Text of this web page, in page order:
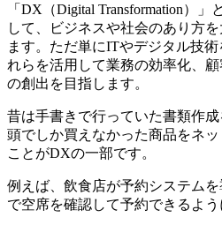
「DX（Digital Transformation）
して、ビジネスや社会のあり方
ます。ただ単にITやデジタル技
れらを活用して業務の効率化、
の創出を目指します。
昔は手書きで行っていた書類作
頭でしか買えなかった商品をネ
ことがDXの一部です。
例えば、飲食店が予約システム
で空席を確認して予約できるよう